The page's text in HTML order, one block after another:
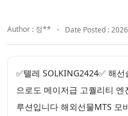
Author : 정** Date Posted :
✅톌레 SOLKING2424✅ 해
으로도 메이저급 고퀄리티
루션입니다 해외선물MTS 모